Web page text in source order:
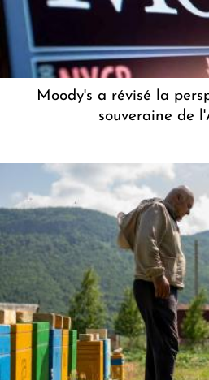
Moody's a révisé la
souveraine de